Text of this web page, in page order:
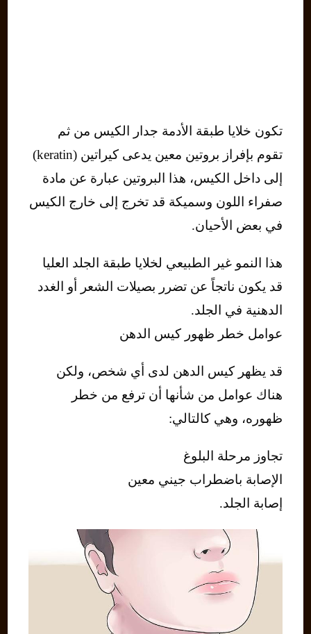
تكون خلايا طبقة الأدمة جدار الكيس من ثم
تقوم بإفراز بروتين معين يدعى كيراتين (keratin)
إلى داخل الكيس، هذا البروتين عبارة عن مادة
صفراء اللون وسميكة قد تخرج إلى خارج الكيس
في بعض الأحيان.
هذا النمو غير الطبيعي لخلايا طبقة الجلد العليا
قد يكون ناتجاً عن تضرر بصيلات الشعر أو الغدد
الدهنية في الجلد.
عوامل خطر ظهور كيس الدهن
قد يظهر كيس الدهن لدى أي شخص، ولكن
هناك عوامل من شأنها أن ترفع من خطر
ظهوره، وهي كالتالي:
تجاوز مرحلة البلوغ
الإصابة باضطراب جيني معين
إصابة الجلد.